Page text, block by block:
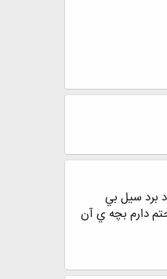
برد سيل بي
دارم بچه ي آن